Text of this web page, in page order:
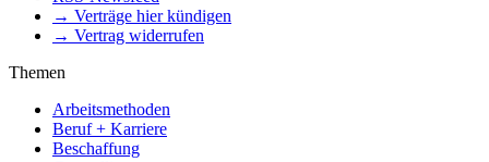
→ Verträge hier kündigen
→ Vertrag widerrufen
Themen
Arbeitsmethoden
Beruf + Karriere
Beschaffung